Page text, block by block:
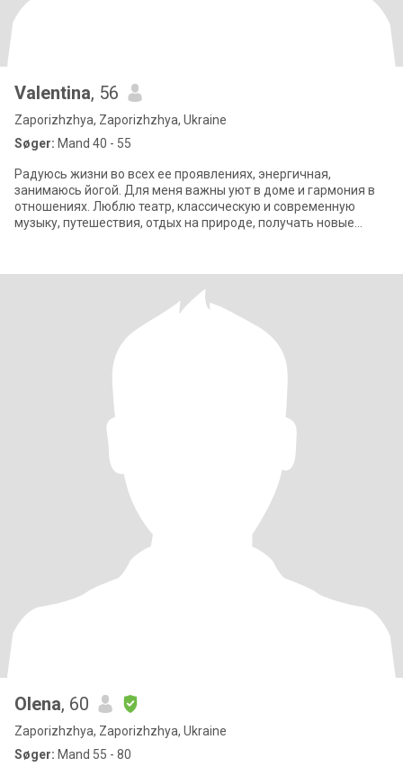
Valentina, 56
Zaporizhzhya, Zaporizhzhya, Ukraine
Søger: Mand 40 - 55
Радуюсь жизни во всех ее проявлениях, энергичная,
занимаюсь йогой. Для меня важны уют в доме и гармония в
отношениях. Люблю театр, классическую и современную
музыку, путешествия, отдых на природе, получать новые
Olena, 60
Zaporizhzhya, Zaporizhzhya, Ukraine
Søger: Mand 55 - 80